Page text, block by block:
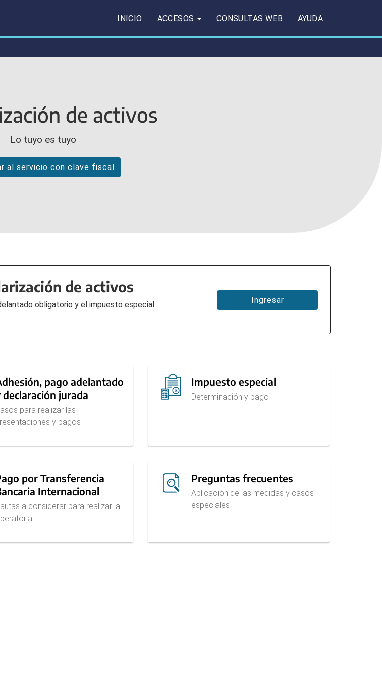
INICIO ACCESOS CONSULTAS WEB AYUDA
de activos
Lo tuyo es tuyo
al servicio con clave fiscal
de activos
obligatorio y el impuesto especial Ingresar
pago adelantado
declaración jurada
para realizar las
y pagos
Impuesto especial
Determinación y pago
por Transferencia
Internacional
a considerar para realizar la
Preguntas frecuentes
Aplicación de las medidas y casos
especiales